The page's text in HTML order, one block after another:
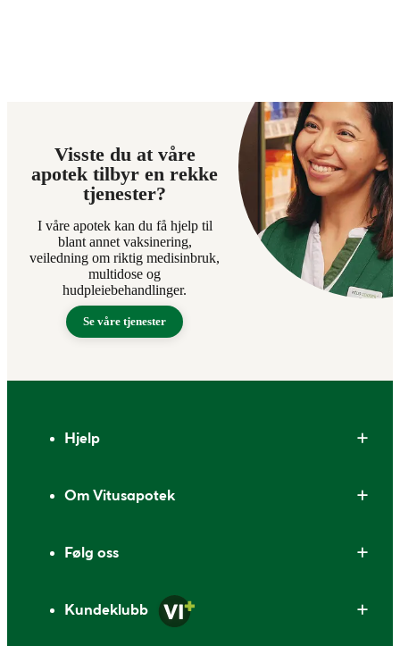
Visste du at våre
apotek tilbyr en rekke
tjenester?
I våre apotek kan du få hjelp til
blant annet vaksinering,
veiledning om riktig medisinbruk,
multidose og
hudpleiebehandlinger.
Se våre tjenester
Hjelp
Om Vitusapotek
Følg oss
Kundeklubb